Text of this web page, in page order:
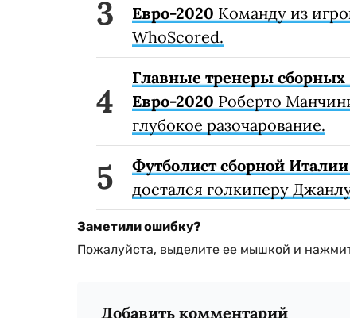
Евро-2020 Команду из
WhoScored.
Главные тренеры
Евро-2020 Роберто
глубокое разочарование.
Футболист сборной
достался голкиперу
Заметили ошибку?
Пожалуйста, выделите ее мышкой и
Добавить комментарий